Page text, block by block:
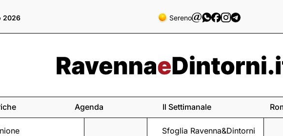
2026 Sereno
Agenda Il Settimanale
Sfoglia Ravenna&Dintorni